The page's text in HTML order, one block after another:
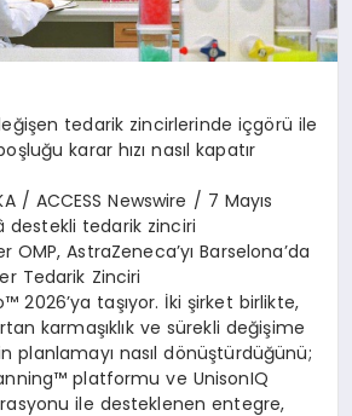
ğişen tedarik zincirlerinde içgörü ile
şluğu karar hızınasıl kapatır
/ ACCESS Newswire / 7 Mayıs
destekli tedarik zinciri
OMP, AstraZeneca’yıBarselona’da
Tedarik Zinciri
™2026’ya taşıyor. İki şirket birlikte,
karmaşıklık ve sürekli değişime
planlamayı nasıl dönüştürdüğünü;
™platformu ve UnisonIQ
ile desteklenen entegre,